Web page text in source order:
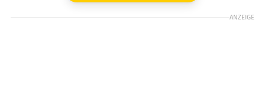
ANZEIGE